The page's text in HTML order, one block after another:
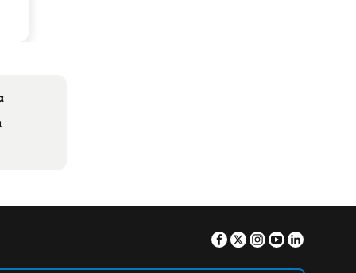
Facebook
TwitterInstagram
Youtube